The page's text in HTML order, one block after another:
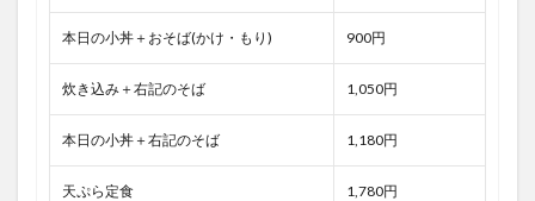
本日の小丼＋おそば(かけ・もり) 900円
炊き込み＋右記のそば 1,050円
本日の小丼＋右記のそば 1,180円
天ぷら定食 1,780円